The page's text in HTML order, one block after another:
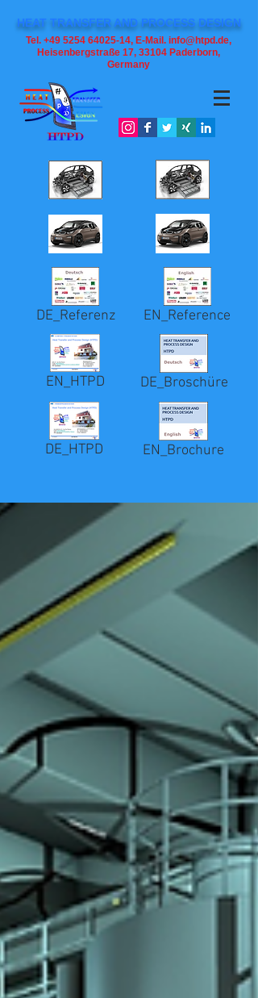
HEAT TRANSFER AND PROCESS DESIGN
Tel. +49 5254 64025-14, E-Mail. info@htpd.de,
Heisenbergstraße 17, 33104 Paderborn,
Germany
DE_Referenz
EN_HTPD
DE_HTPD
EN_Reference
DE_Broschüre
EN_Brochure